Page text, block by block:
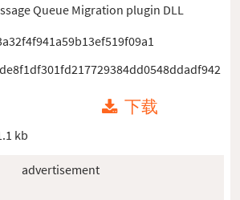
Queue Migration plugin DLL
下载
kb
advertisement